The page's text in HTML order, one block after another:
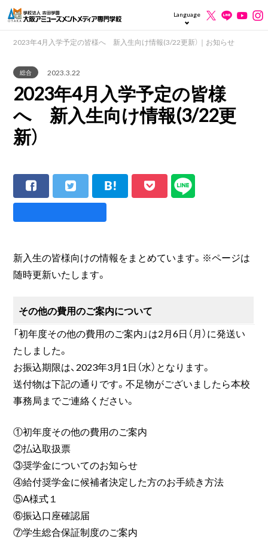
Language
2023年4月入学予定の皆様へ 新入生向け情報(3/22更新）｜お知らせ
総合 2023.3.22
2023年4月入学予定の皆様
へ 新入生向け情報(3/22更
新）
新入生の皆様向けの情報をまとめています。※ページは
随時更新いたします。
その他の費用のご案内について
「初年度その他の費用のご案内」は2月6日（月）に発送い
たしました。
お振込期限は、2023年3月1日（水）となります。
送付物は下記の通りです。不足物がございましたら本校
事務局までご連絡ください。
①初年度その他の費用のご案内
②払込取扱票
③奨学金についてのお知らせ
④給付奨学金に候補者決定した方のお手続き方法
⑤A様式１
⑥振込口座確認届
⑦学生総合保証制度のご案内